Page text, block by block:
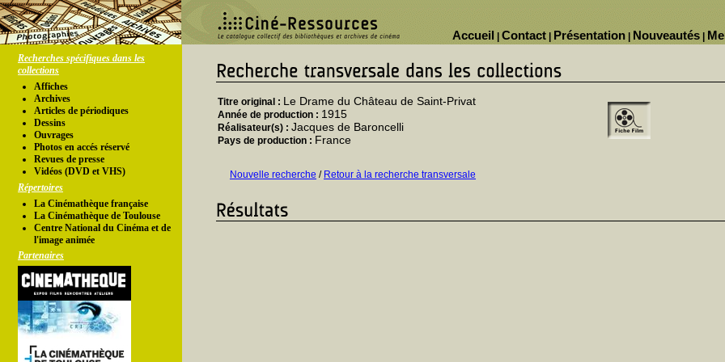
Nouveautés
Présentation
Contact
Accueil
Recherches spécifiques dans les
collections
Affiches
Archives
Articles de périodiques
Dessins
Ouvrages
Photos en accés réservé
Revues de presse
Vidéos (DVD et VHS)
Répertoires
La Cinémathèque française
La Cinémathèque de Toulouse
Centre National du Cinéma et de
l'image animée
Partenaires
Titre original : Le Drame du Château de Saint-Privat
Année de production : 1915
Réalisateur(s) : Jacques de Baroncelli
Pays de production : France
Nouvelle recherche / Retour à la recherche transversale